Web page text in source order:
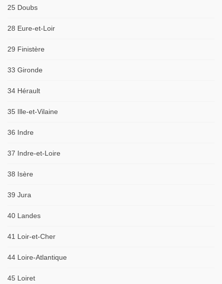
25 Doubs
28 Eure-et-Loir
29 Finistère
33 Gironde
34 Hérault
35 Ille-et-Vilaine
36 Indre
37 Indre-et-Loire
38 Isère
39 Jura
40 Landes
41 Loir-et-Cher
44 Loire-Atlantique
45 Loiret